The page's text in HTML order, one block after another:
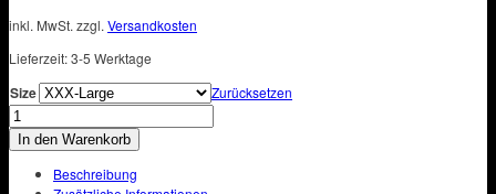
inkl. MwSt. zzgl. Versandkosten
Lieferzeit:3-5 Werktage
Size
Zurücksetzen
5
Menge
In den Warenkorb
Beschreibung